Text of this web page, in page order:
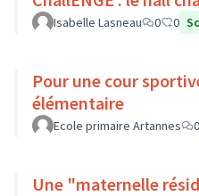
Isabelle Lasneau 0 0
Pour une cour
élémentaire
Ecole primaire Artannes 0
Une "maternelle